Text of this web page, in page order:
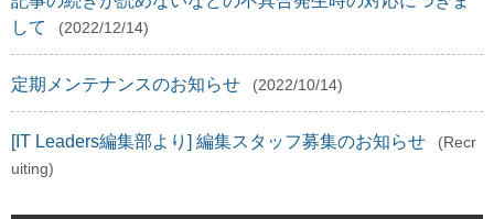
して
(2022/12/14)
定期メンテナンスのお知らせ (2022/10/14)
[IT Leaders編集部より] 編集スタッフ募集のお知らせ
(Recr
uiting)